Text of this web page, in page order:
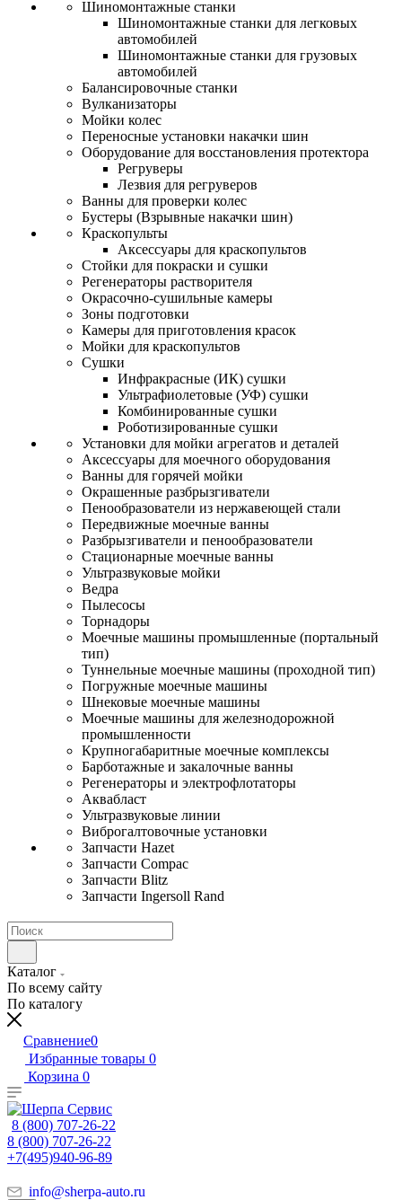
Шиномонтажные станки
Шиномонтажные станки для легковых
автомобилей
Шиномонтажные станки для грузовых
автомобилей
Балансировочные станки
Вулканизаторы
Мойки колес
Переносные установки накачки шин
Оборудование для восстановления протектора
Регруверы
Лезвия для регруверов
Ванны для проверки колес
Бустеры (Взрывные накачки шин)
Краскопульты
Аксессуары для краскопультов
Стойки для покраски и сушки
Регенераторы растворителя
Окрасочно-сушильные камеры
Зоны подготовки
Камеры для приготовления красок
Мойки для краскопультов
Сушки
Инфракрасные (ИК) сушки
Ультрафиолетовые (УФ) сушки
Комбинированные сушки
Роботизированные сушки
Установки для мойки агрегатов и деталей
Аксессуары для моечного оборудования
Ванны для горячей мойки
Окрашенные разбрызгиватели
Пенообразователи из нержавеющей стали
Передвижные моечные ванны
Разбрызгиватели и пенообразователи
Стационарные моечные ванны
Ультразвуковые мойки
Ведра
Пылесосы
Торнадоры
Моечные машины промышленные (портальный
тип)
Туннельные моечные машины (проходной тип)
Погружные моечные машины
Шнековые моечные машины
Моечные машины для железнодорожной
промышленности
Крупногабаритные моечные комплексы
Барботажные и закалочные ванны
Регенераторы и электрофлотаторы
Аквабласт
Ультразвуковые линии
Виброгалтовочные установки
Запчасти Hazet
Запчасти Compac
Запчасти Blitz
Запчасти Ingersoll Rand
Каталог
По всему сайту
По каталогу
Сравнение0
Избранные товары 0
Корзина 0
8 (800) 707-26-22
8 (800) 707-26-22
+7(495)940-96-89
info@sherpa-auto.ru